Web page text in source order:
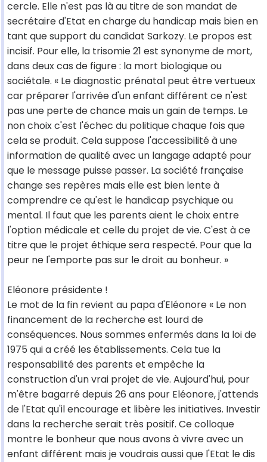
cercle. Elle n'est pas là au titre de son mandat de
secrétaire d'Etat en charge du handicap mais bien en
tant que support du candidat Sarkozy. Le propos est
incisif. Pour elle, la trisomie 21 est synonyme de mort,
dans deux cas de figure : la mort biologique ou
sociétale. « Le diagnostic prénatal peut être vertueux
car préparer l'arrivée d'un enfant différent ce n'est
pas une perte de chance mais un gain de temps. Le
non choix c'est l'échec du politique chaque fois que
cela se produit. Cela suppose l'accessibilité à une
information de qualité avec un langage adapté pour
que le message puisse passer. La société française
change ses repères mais elle est bien lente à
comprendre ce qu'est le handicap psychique ou
mental. Il faut que les parents aient le choix entre
l'option médicale et celle du projet de vie. C'est à ce
titre que le projet éthique sera respecté. Pour que la
peur ne l'emporte pas sur le droit au bonheur. »
Eléonore présidente !
Le mot de la fin revient au papa d'Eléonore « Le non
financement de la recherche est lourd de
conséquences. Nous sommes enfermés dans la loi de
1975 qui a créé les établissements. Cela tue la
responsabilité des parents et empêche la
construction d'un vrai projet de vie. Aujourd'hui, pour
m'être bagarré depuis 26 ans pour Eléonore, j'attends
de l'Etat qu'il encourage et libère les initiatives. Investir
dans la recherche serait très positif. Ce colloque
montre le bonheur que nous avons à vivre avec un
enfant différent mais je voudrais aussi que l'Etat le dis